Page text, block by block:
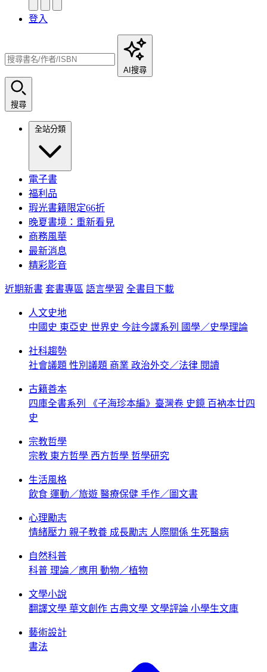
登入
AI搜尋
搜尋
全站分類
電子書
福利品
瑕光書籍限定66折
晚夏書境：重新看見
商務風華
最新消息
精彩影音
近期新書 套書專區 語言學習 全書目下載
人文史地
中國史 東亞史 世界史 今註今譯系列 國學／史學理論
社科趨勢
社會議題 性別議題 商業 政治外交／法律 閱讀
古籍善本
四庫全書系列
《子海珍本編》臺灣卷 史鏡 百衲本廿四
史
宗教哲學
宗教 東方哲學 西方哲學 哲學研究
生活風格
飲食 運動／旅遊 醫療保健 手作／圖文書
心理勵志
情緒壓力 親子教養 成長勵志 人際關係 生死醫病
自然科普
科普 理論／應用 動物／植物
文學小說
翻譯文學 華文創作 古典文學 文學評論 小學生文庫
藝術設計
書法